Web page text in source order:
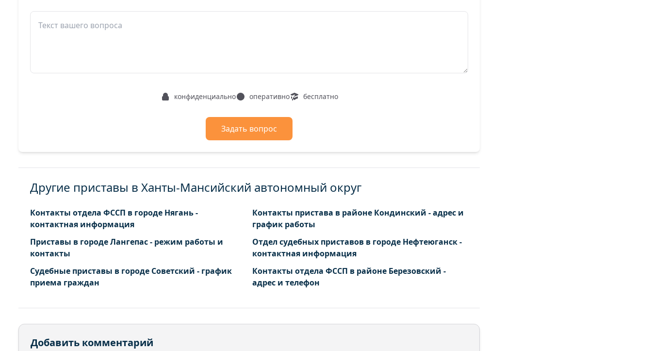
конфиденциально оперативно бесплатно
Задать вопрос
Другие приставы в Ханты-Мансийский автономный округ
Контакты отдела ФССП в городе Нягань -
контактная информация
Контакты пристава в районе Кондинский - адрес и
график работы
Приставы в городе Лангепас - режим работы и
контакты
Отдел судебных приставов в городе Нефтеюганск -
контактная информация
Судебные приставы в городе Советский - график
приема граждан
Контакты отдела ФССП в районе Березовский -
адрес и телефон
Добавить комментарий